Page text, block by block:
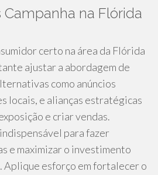
na Flórida
certo na área da Flórida
ajustar a abordagem de
como anúncios
locais, e alianças estratégicas
e criar vendas.
para fazer
e maximizar o investimento
Aplique esforço em fortalecer o